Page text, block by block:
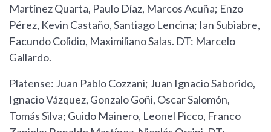
Martínez Quarta, Paulo Díaz, Marcos Acuña; Enzo
Pérez, Kevin Castaño, Santiago Lencina; Ian Subiabre,
Facundo Colidio, Maximiliano Salas. DT: Marcelo
Gallardo.
Platense: Juan Pablo Cozzani; Juan Ignacio Saborido,
Ignacio Vázquez, Gonzalo Goñi, Oscar Salomón,
Tomás Silva; Guido Mainero, Leonel Picco, Franco